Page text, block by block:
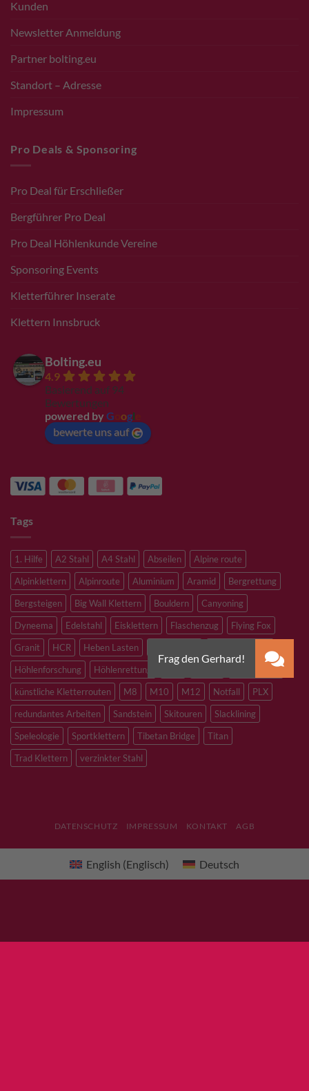
Kunden
Newsletter Anmeldung
Partner bolting.eu
Standort – Adresse
Impressum
Pro Deals & Sponsoring
Pro Deal für Erschließer
Bergführer Pro Deal
Pro Deal Höhlenkunde Vereine
Sponsoring Events
Kletterführer Inserate
Klettern Innsbruck
Bolting.eu
4.9
Basierend auf 94
Bewertungen
powered by G ogl
bewerte uns auf
Tags
1. Hilfe A2 Stahl A4 Stahl Abseilen
Alpine route
Alpinklettern
Alpinroute Aluminium Aramid
Bergrettung
Bergsteigen
Big Wall Klettern Bouldern
Canyoning
Dyneema
Edelstahl Eisklettern Flaschenzug
Flying Fox
Granit
HCR Heben Lasten
Höhlenforschung
Höhlenrettung
Kletterhalle
künstliche Kletterrouten
M8 M10 M12 Notfall
PLX
redundantes Arbeiten
Sandstein Skitouren
Slacklining
Speleologie
Sportklettern Tibetan Bridge
Titan
Trad Klettern
verzinkter Stahl
DATENSCHUTZ IMPRESSUM KONTAKT AGB
English (Englisch) Deutsch